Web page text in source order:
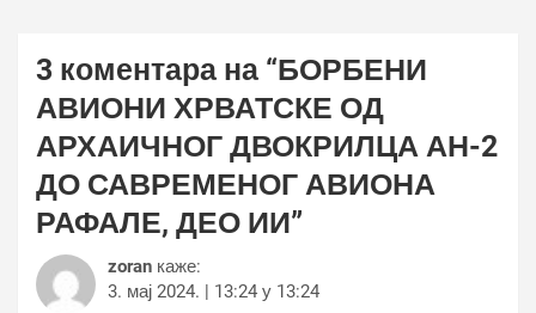
3 коментара на “БОРБЕНИ
АВИОНИ ХРВАТСКЕ ОД
АРХАИЧНОГ ДВОКРИЛЦА АН-2
ДО САВРЕМЕНОГ АВИОНА
РАФАЛЕ, ДЕО ИИ”
zoran каже:
3. мај 2024. | 13:24 у 13:24